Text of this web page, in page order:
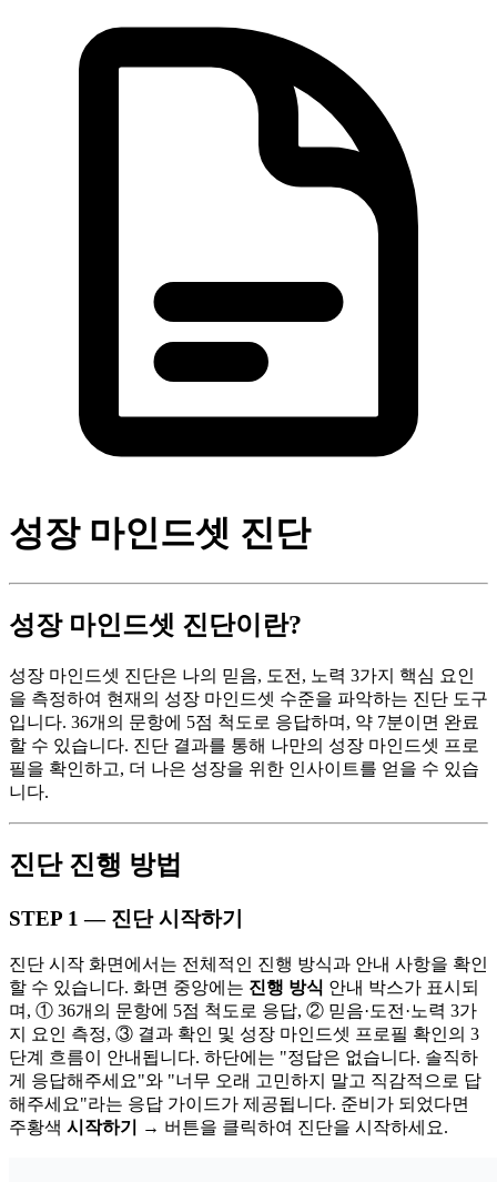
성장 마인드셋 진단
성장 마인드셋 진단이란?
성장 마인드셋 진단은 나의 믿음, 도전, 노력 3가지 핵심 요인
을 측정하여 현재의 성장 마인드셋 수준을 파악하는 진단 도구
입니다. 36개의 문항에 5점 척도로 응답하며, 약 7분이면 완료
할 수 있습니다. 진단 결과를 통해 나만의 성장 마인드셋 프로
필을 확인하고, 더 나은 성장을 위한 인사이트를 얻을 수 있습
니다.
진단 진행 방법
STEP 1 — 진단 시작하기
진단 시작 화면에서는 전체적인 진행 방식과 안내 사항을 확인
할 수 있습니다. 화면 중앙에는 진행 방식 안내 박스가 표시되
며, ① 36개의 문항에 5점 척도로 응답, ② 믿음·도전·노력 3가
지 요인 측정, ③ 결과 확인 및 성장 마인드셋 프로필 확인의 3
단계 흐름이 안내됩니다. 하단에는 "정답은 없습니다. 솔직하
게 응답해주세요"와 "너무 오래 고민하지 말고 직감적으로 답
해주세요"라는 응답 가이드가 제공됩니다. 준비가 되었다면
주황색 시작하기 → 버튼을 클릭하여 진단을 시작하세요.